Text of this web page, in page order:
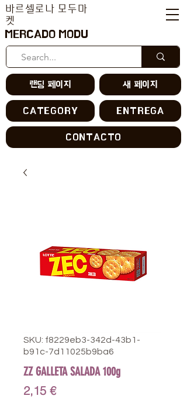
MERCADO MODU
바르셀로나 모두마
켓
랜딩 페이지 새 페이지
CATEGORY ENTREGA
CONTACTO
SKU: f8229eb3-342d-43b1-
b91c-7d11025b9ba6
ZZ GALLETA SALADA 100g
2,15 €Precio